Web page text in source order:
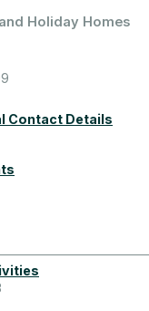
Holiday Homes
Contact Details